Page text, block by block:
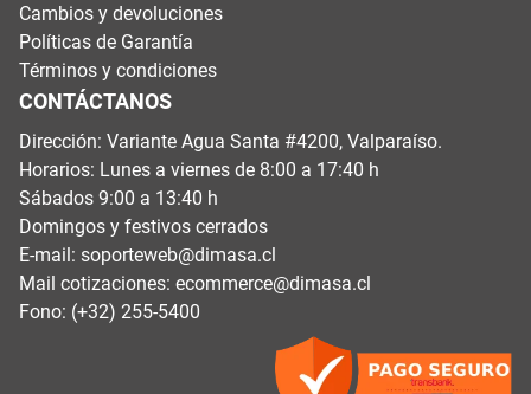
Cambios y devoluciones
Políticas de Garantía
Términos y condiciones
CONTÁCTANOS
Dirección: Variante Agua Santa #4200, Valparaíso.
Horarios: Lunes a viernes de 8:00 a 17:40 h
Sábados 9:00 a 13:40 h
Domingos y festivos cerrados
E-mail: soporteweb@dimasa.cl
Mail cotizaciones: ecommerce@dimasa.cl
Fono: (+32) 255-5400